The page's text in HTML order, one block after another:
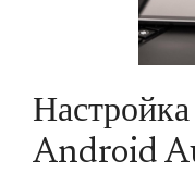
Android